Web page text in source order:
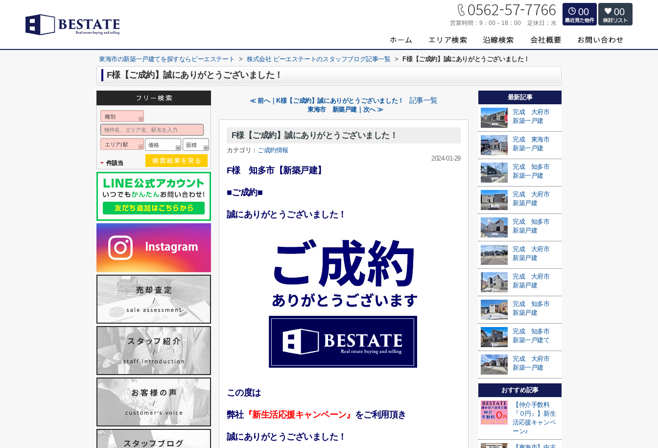
営業時間： 9：00－18：00 定休日： 水
00 00
東海市の新築一戸建てを探すならビーエステート > 株式会社 ビーエステートのスタッフブログ記事一覧 > F様【ご成約】誠にありがとうございました！
F様【ご成約】誠にありがとうございました！
≪ 前へ｜K様【ご成約】誠にありがとうございました！ 記事一覧
東海市 新築戸建｜次へ ≫
F様【ご成約】誠にありがとうございました！
カテゴリ： ご成約情報
2024-01-29
F様 知多市【新築戸建】
■ご成約■
誠にありがとうございました！
この度は
弊社『新生活応援キャンペーン』 をご利用頂き
誠にありがとうございました！
最新記事
完成 大府市
新築一戸建
完成 東海市
新築一戸建
完成 知多市
新築一戸建
完成 大府市
新築戸建
完成 知多市
新築戸建
完成 大府市
新築戸建
完成 大府市
新築戸建
完成 知多市
新築戸建
完成 知多市
新築一戸建て
完成 大府市
新築一戸建
おすすめ記事
【仲介手数料
『０円』】新生
活応援キャンペ
ーン♪
種別
エリア| 駅 価格 面積
- 件該当